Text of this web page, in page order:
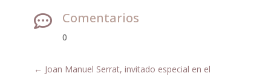
 Comentarios
0
← Joan Manuel Serrat, invitado especial en el